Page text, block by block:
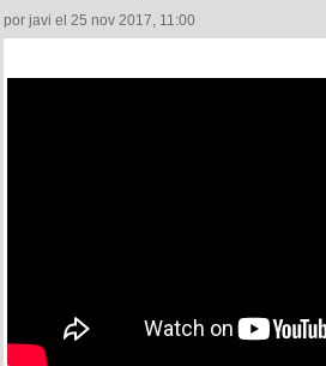
por javi el 25 nov 2017, 11:00